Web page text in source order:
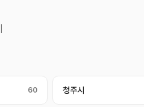
60 청주시